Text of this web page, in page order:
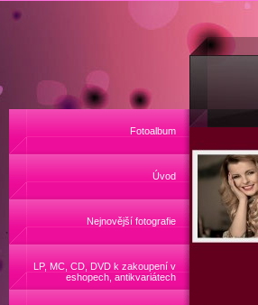
Fotoalbum
Úvod
Nejnovější fotografie
LP, MC, CD, DVD k zakoupení v
eshopech, antikvariátech